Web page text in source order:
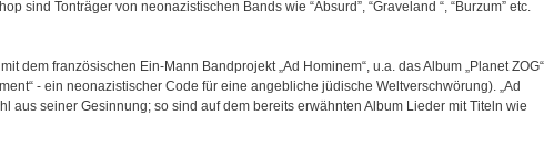
sind Tonträger von neonazistischen Bands wie “Absurd”, “Graveland “, “Burzum” etc.
dem französischen Ein-Mann Bandprojekt „Ad Hominem“, u.a. das Album „Planet ZOG“
- ein neonazistischer Code für eine angebliche jüdische Weltverschwörung). „Ad
aus seiner Gesinnung; so sind auf dem bereits erwähnten Album Lieder mit Titeln wie